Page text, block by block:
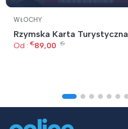
WŁOCHY
Rzymska Karta Turystyczna
Od : €89,00 €